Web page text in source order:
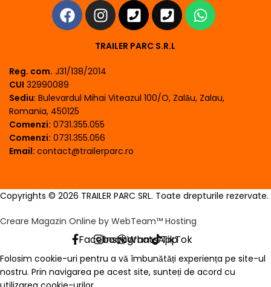
TRAILER PARC S.R.L
Reg. com. J31/138/2014
CUI 32990089
Sediu: Bulevardul Mihai Viteazul 100/O, Zalău, Zalau,
Romania, 450125
Comenzi: 0731.355.055
Comenzi: 0731.355.056
Email: contact@trailerparc.ro
Copyrights © 2026 TRAILER PARC SRL. Toate drepturile rezervate.
Creare Magazin Online by WebTeam™ Hosting
FacebookInstagramWhatsAppTikTok
Folosim cookie-uri pentru a vă îmbunătăți experiența pe site-ul
nostru. Prin navigarea pe acest site, sunteți de acord cu